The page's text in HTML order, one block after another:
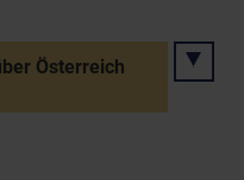
Österreich